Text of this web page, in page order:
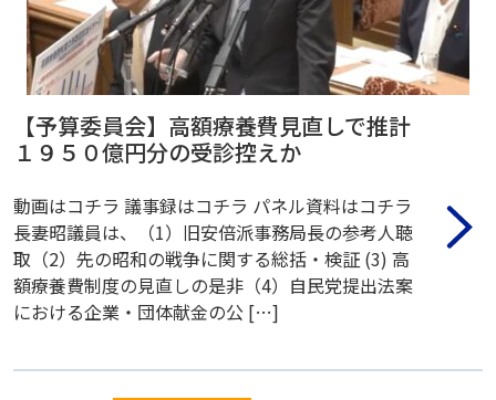
【予算委員会】高額療養費見直しで推計
１９５０億円分の受診控えか
動画はコチラ 議事録はコチラ パネル資料はコチラ
長妻昭議員は、（1）旧安倍派事務局長の参考人聴
取（2）先の昭和の戦争に関する総括・検証 (3) 高
額療養費制度の見直しの是非（4）自民党提出法案
における企業・団体献金の公 […]